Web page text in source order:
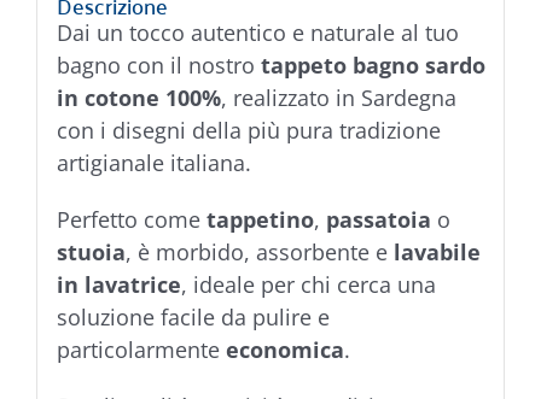
Dai un tocco autentico e naturale al tuo
bagno con il nostro tappeto bagno sardo
in cotone 100%, realizzato in Sardegna
con i disegni della più pura tradizione
artigianale italiana.
Perfetto come tappetino, passatoia o
stuoia, è morbido, assorbente e lavabile
in lavatrice, ideale per chi cerca una
soluzione facile da pulire e
particolarmente economica.